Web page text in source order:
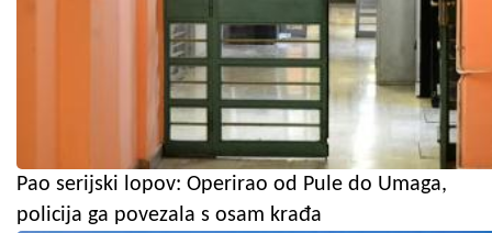
Pao serijski lopov: Operirao od Pule do Umaga,
policija ga povezala s osam krađa